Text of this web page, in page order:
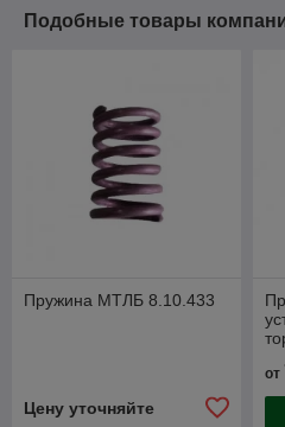
Подобные товары
Пружина МТЛБ 8.10.433
Цену уточняйте
от